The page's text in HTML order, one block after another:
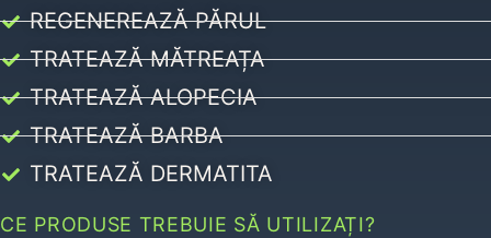
REGENEREAZĂ PĂRUL
TRATEAZĂ MĂTREAȚA
TRATEAZĂ ALOPECIA
TRATEAZĂ BARBA
TRATEAZĂ DERMATITA
CE PRODUSE TREBUIE SĂ UTILIZAȚI?